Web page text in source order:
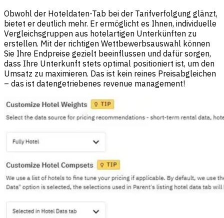
Obwohl der Hoteldaten-Tab bei der Tarifverfolgung glänzt,
bietet er deutlich mehr. Er ermöglicht es Ihnen, individuelle
Vergleichsgruppen aus hotelartigen Unterkünften zu
erstellen. Mit der richtigen Wettbewerbsauswahl können
Sie Ihre Endpreise gezielt beeinflussen und dafür sorgen,
dass Ihre Unterkunft stets optimal positioniert ist, um den
Umsatz zu maximieren. Das ist kein reines Preisabgleichen
– das ist datengetriebenes revenue management!